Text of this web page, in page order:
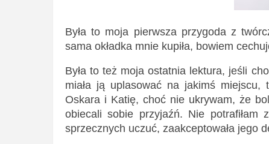
Była to moja pierwsza przygoda z
sama okładka mnie kupiła, bowiem
Była to też moja ostatnia lektura, jeśli
miała ją uplasować na jakimś miejscu,
Oskara i Katię, choć nie ukrywam, że
obiecali sobie przyjaźń. Nie potrafiłam
sprzecznych uczuć, zaakceptowała jego